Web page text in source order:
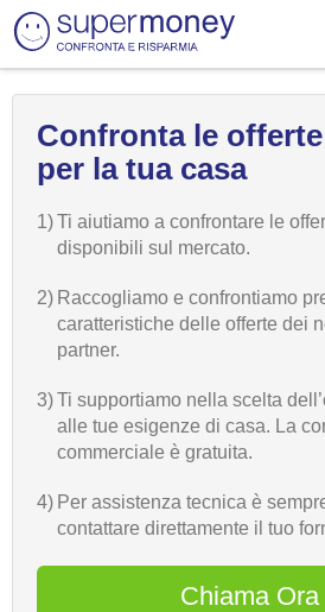
Confronta le
per la tua casa
1)Ti aiutiamo a confrontare le
disponibili sul mercato.
2) Raccogliamo e confrontiamo
caratteristiche delle offerte dei
partner.
3)Ti supportiamo nella scelta
alle tue esigenze di casa. La
commerciale è gratuita.
4) Per assistenza tecnica è
contattare direttamente il tuo
Chiama Ora